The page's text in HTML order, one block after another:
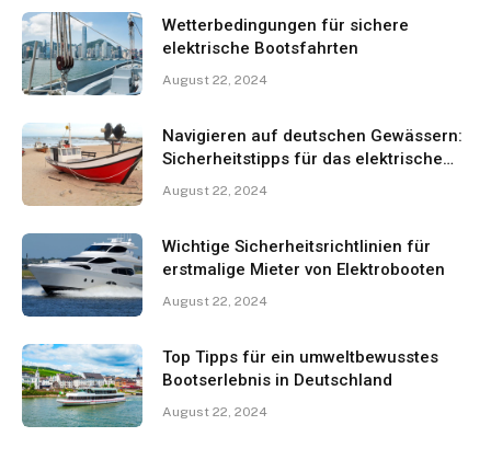
Wetterbedingungen für sichere
elektrische Bootsfahrten
August 22, 2024
Navigieren auf deutschen Gewässern:
Sicherheitstipps für das elektrische
Bootfahren
August 22, 2024
Wichtige Sicherheitsrichtlinien für
erstmalige Mieter von Elektrobooten
August 22, 2024
Top Tipps für ein umweltbewusstes
Bootserlebnis in Deutschland
August 22, 2024